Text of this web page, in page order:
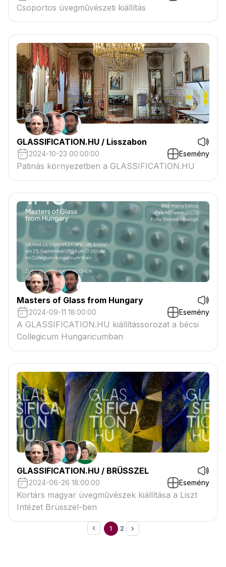
Csoportos üvegművészeti kiállítás
GLASSIFICATION.HU / Lisszabon
2024-10-23 00:00:00 Esemény
Patinás környezetben a GLASSIFICATION.HU
Masters of Glass from Hungary
2024-09-11 18:00:00 Esemény
A GLASSIFICATION.HU kiállítássorozat a bécsi
Collegicum Hungaricumban
GLASSIFICATION.HU / BRÜSSZEL
2024-06-26 18:00:00 Esemény
Kortárs magyar üvegművészek kiállítása a Liszt
Intézet Brüsszel-ben
1 2